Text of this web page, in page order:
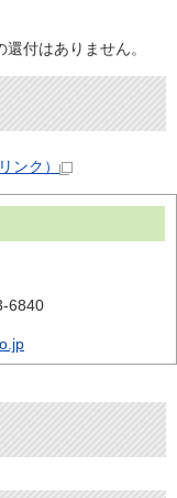
付はありません。
ンク）
6840